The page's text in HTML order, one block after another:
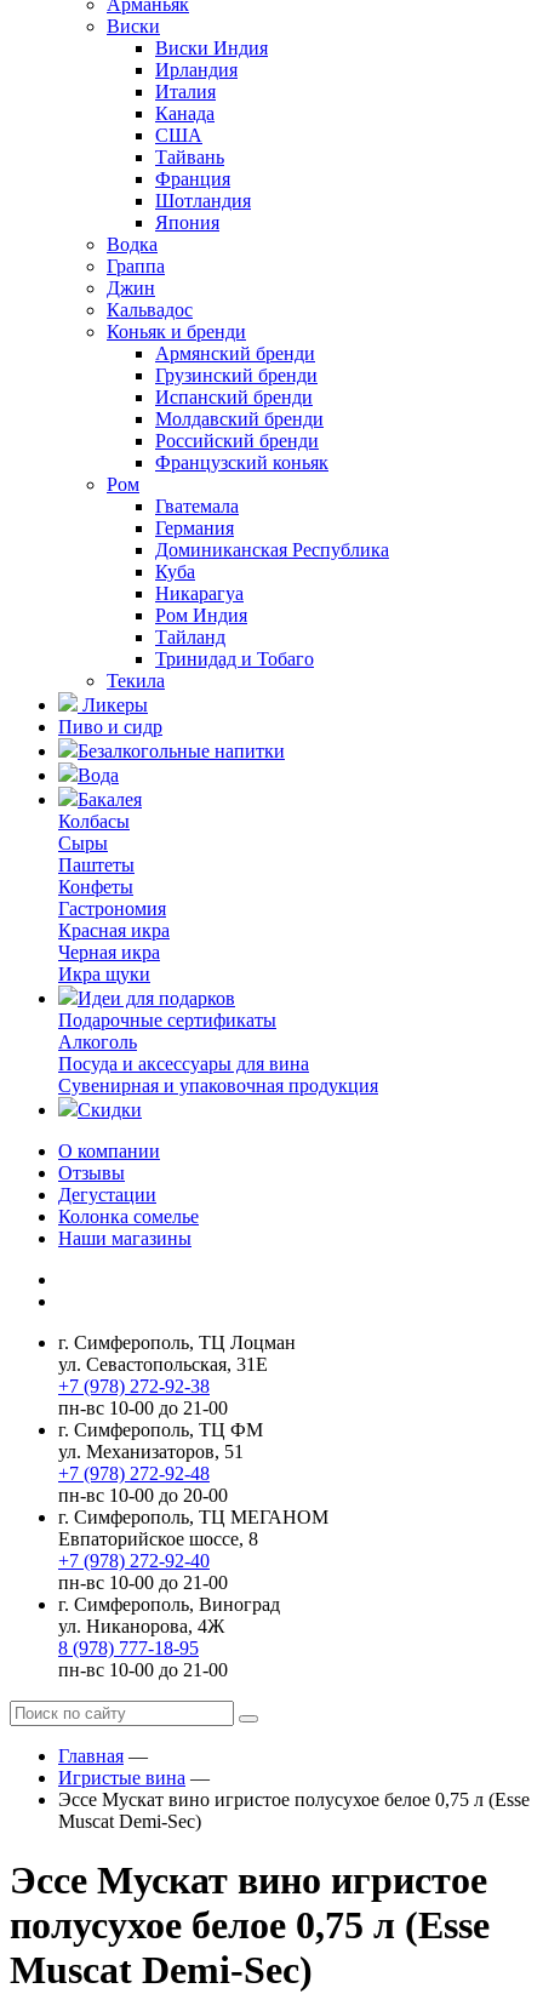
Арманьяк
Виски
Виски Индия
Ирландия
Италия
Канада
США
Тайвань
Франция
Шотландия
Япония
Водка
Граппа
Джин
Кальвадос
Коньяк и бренди
Армянский бренди
Грузинский бренди
Испанский бренди
Молдавский бренди
Российский бренди
Французский коньяк
Ром
Гватемала
Германия
Доминиканская Республика
Куба
Никарагуа
Ром Индия
Тайланд
Тринидад и Тобаго
Текила
Ликеры
Пиво и сидр
Безалкогольные напитки
Вода
Бакалея
Колбасы
Сыры
Паштеты
Конфеты
Гастрономия
Красная икра
Черная икра
Икра щуки
Идеи для подарков
Подарочные сертификаты
Алкоголь
Посуда и аксессуары для вина
Сувенирная и упаковочная продукция
Скидки
О компании
Отзывы
Дегустации
Колонка сомелье
Наши магазины
г. Симферополь, ТЦ Лоцман
ул. Севастопольская, 31Е
+7 (978) 272-92-38
пн-вс 10-00 до 21-00
г. Симферополь, ТЦ ФМ
ул. Механизаторов, 51
+7 (978) 272-92-48
пн-вс 10-00 до 20-00
г. Симферополь, ТЦ МЕГАНОМ
Евпаторийское шоссе, 8
+7 (978) 272-92-40
пн-вс 10-00 до 21-00
г. Симферополь, Виноград
ул. Никанорова, 4Ж
8 (978) 777-18-95
пн-вс 10-00 до 21-00
Главная —
Игристые вина —
Эссе Мускат вино игристое полусухое белое 0,75 л (Esse
Muscat Demi-Sec)
Эссе Мускат вино игристое
полусухое белое 0,75 л (Esse
Muscat Demi-Sec)